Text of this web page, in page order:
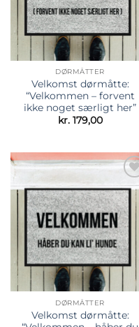
DØRMÅTTER
Velkomst dørmåtte:
“Velkommen – forvent
ikke noget særligt her”
kr.179,00
Tilføj til
ønskeliste
DØRMÅTTER
Velkomst dørmåtte: